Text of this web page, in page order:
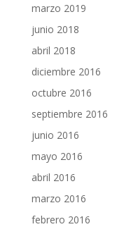
marzo 2019
junio 2018
abril 2018
diciembre 2016
octubre 2016
septiembre 2016
junio 2016
mayo 2016
abril 2016
marzo 2016
febrero 2016